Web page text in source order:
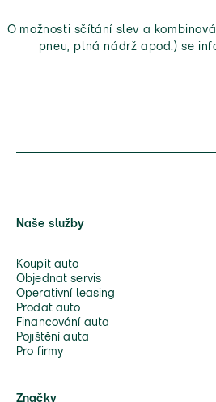
O možnosti sčítání slev a
pneu, plná nádrž apod.) se
Naše služby
Koupit auto
Objednat servis
Operativní leasing
Prodat auto
Financování auta
Pojištění auta
Pro firmy
Značky